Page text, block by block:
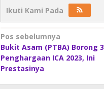
Ikuti Kami Pada
Navigasi
pos
Pos sebelumnya
Bukit Asam (PTBA) Borong 3
Penghargaan ICA 2023, Ini
Prestasinya